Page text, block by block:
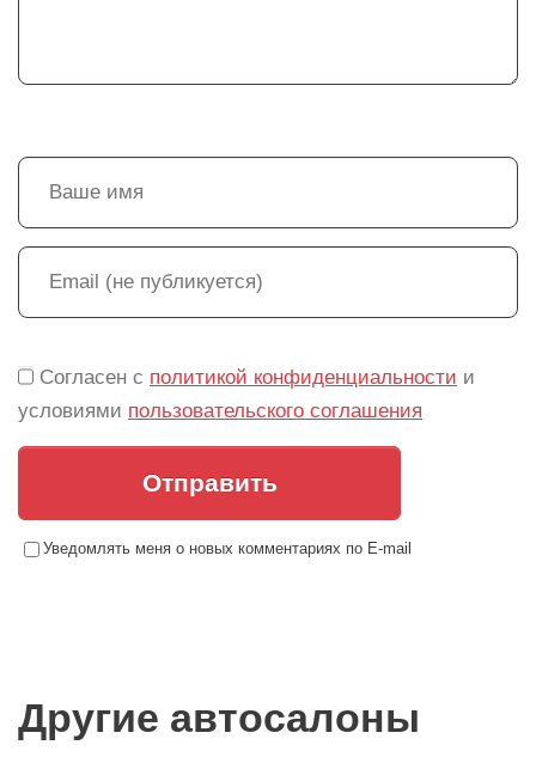
Согласен с политикой конфиденциальности и
условиями пользовательского соглашения
Отправить
Уведомлять меня о новых комментариях по E-mail
Другие автосалоны